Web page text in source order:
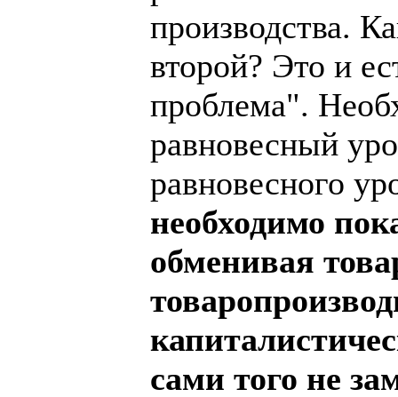
производства.
второй? Это и
проблема".
равновесный
равновесного
необходимо
обменивая
сами того не